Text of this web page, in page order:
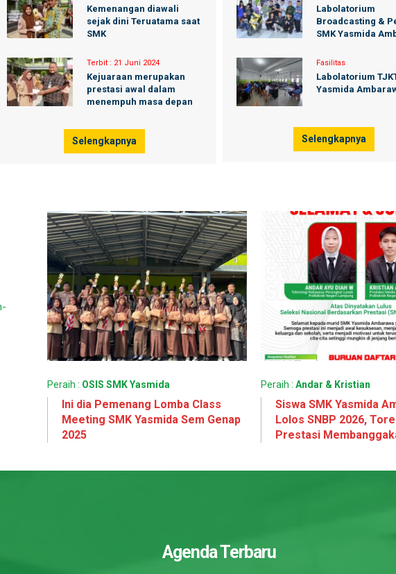
Kemenangan diawali
sejak dini Teruatama saat
SMK
Terbit : 21 Juni 2024
Kejuaraan merupakan
prestasi awal dalam
menempuh masa depan
Selengkapnya
Labolatorium
Broadcasting &
SMK Yasmida
Fasilitas
Labolatorium
Yasmida
Selengkapnya
Peraih : OSIS SMK Yasmida
Ini dia Pemenang Lomba Class
Meeting SMK Yasmida Sem Genap
2025
Peraih :Andar & Kristian
Siswa SMK Yasmida
Lolos SNBP 2026,
Prestasi
Agenda Terbaru